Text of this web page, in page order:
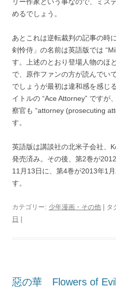
めるでしょう。
あとこれは逆転裁判の記事の時
剣怜侍」の名前は英語版では
す。上述のとおり登場人物のほ
で、原作ファンの方が読んでい
でしょうが最初は違和感を感じ
イトルの “Ace Attorney” ですが
察官も “attorney (prosecuting
す。
英語版は講談社の北米子会社、
発売済み。その後、第2巻が
11月13日に、第4巻が2013年1
す。
カテゴリー: 少年漫画・その他 | タ
日
惡の華 Flowers of Evil